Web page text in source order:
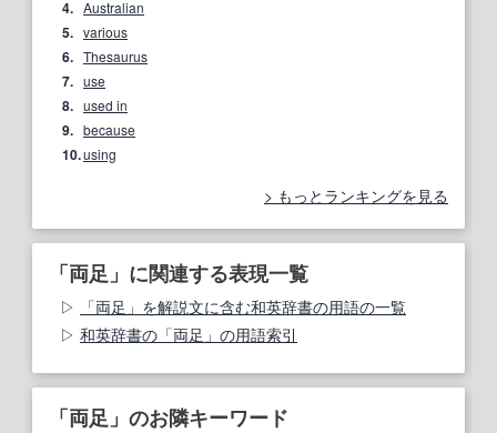
4. Australian
5. various
6. Thesaurus
7. use
8. used in
9. because
10.using
もっとランキングを見る
「両足」に関連する表現一覧
「両足」を解説文に含む和英辞書の用語の一覧
和英辞書の「両足」の用語索引
「両足」のお隣キーワード